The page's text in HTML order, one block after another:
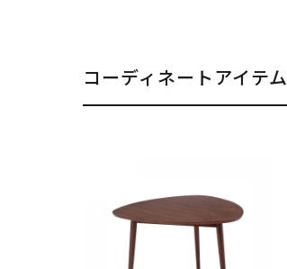
コーディネートアイテム